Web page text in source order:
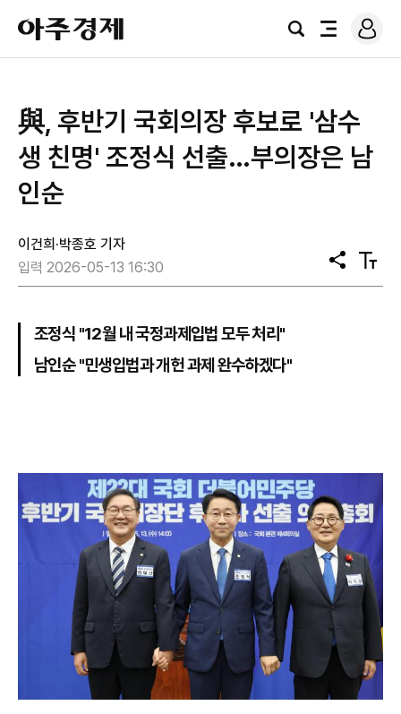
아
주
경
검
전
로
그
與, 후반기 국회의장 후보로 '삼수
생 친명' 조정식 선출…부의장은 남
인순
이건희·박종호 기자
입력 2026-05-13 16:30
공
유
텍
스
조정식 "12월 내 국정과제입법 모두 처리"
남인순 "민생입법과 개헌 과제 완수하겠다"